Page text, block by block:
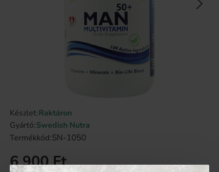
Készlet:Raktáron
Gyártó:Swedish Nutra
Termékkód:SN-1050
6 900 Ft